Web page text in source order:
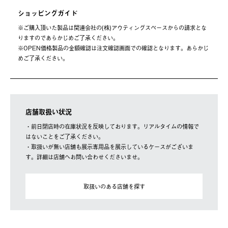
ショッピングガイド
※ご購⼊頂いた製品は関連会社の(株)アウティングスペースからの請求とな
りますのであらかじめご了承ください。
※OPEN価格製品の⾦額確認は注⽂確認画⾯での確認となります。あらかじ
めご了承ください。
店舗取扱い状況
・前日閉店時の在庫状況を反映しております。リアルタイムの情報で
はないことをご了承ください。
・取扱いが無い店舗も展示専用品を展示しているケースがございま
す。詳細は店舗へお問い合わせくださいませ。
取扱いのある店舗を探す